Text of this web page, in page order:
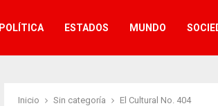
POLÍTICA ESTADOS MUNDO
Inicio Sin categoría El Cultural No. 404